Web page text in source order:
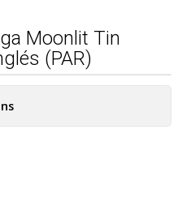
Moonlit Tin
(PAR)